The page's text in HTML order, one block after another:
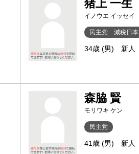
猪上 一生
イノウエ イッセイ
民主党 減税日本
34歳 (男) 新人
森脇 賢
モリワキ ケン
民主党
41歳 (男) 新人